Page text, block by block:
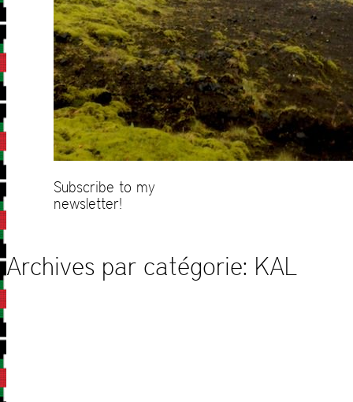
Subscribe to my
newsletter!
Archives par catégorie: KAL